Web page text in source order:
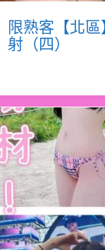
限熟客【北
射（四）